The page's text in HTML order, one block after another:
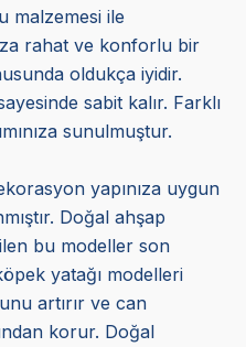
malzemesi ile
rahat ve konforlu bir
oldukça iyidir.
sabit kalır. Farklı
sunulmuştur.
yapınıza uygun
Doğal ahşap
bu modeller son
yatağı modelleri
artırır ve can
korur. Doğal